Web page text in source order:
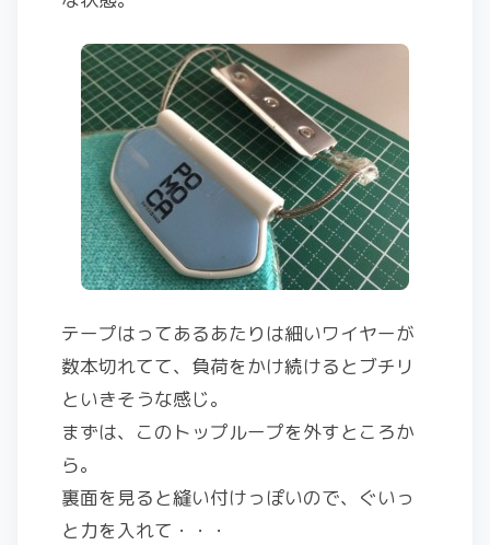
テープはってあるあたりは細いワイヤーが
数本切れてて、負荷をかけ続けるとブチリ
といきそうな感じ。
まずは、このトップループを外すところか
ら。
裏面を見ると縫い付けっぽいので、ぐいっ
と力を入れて・・・